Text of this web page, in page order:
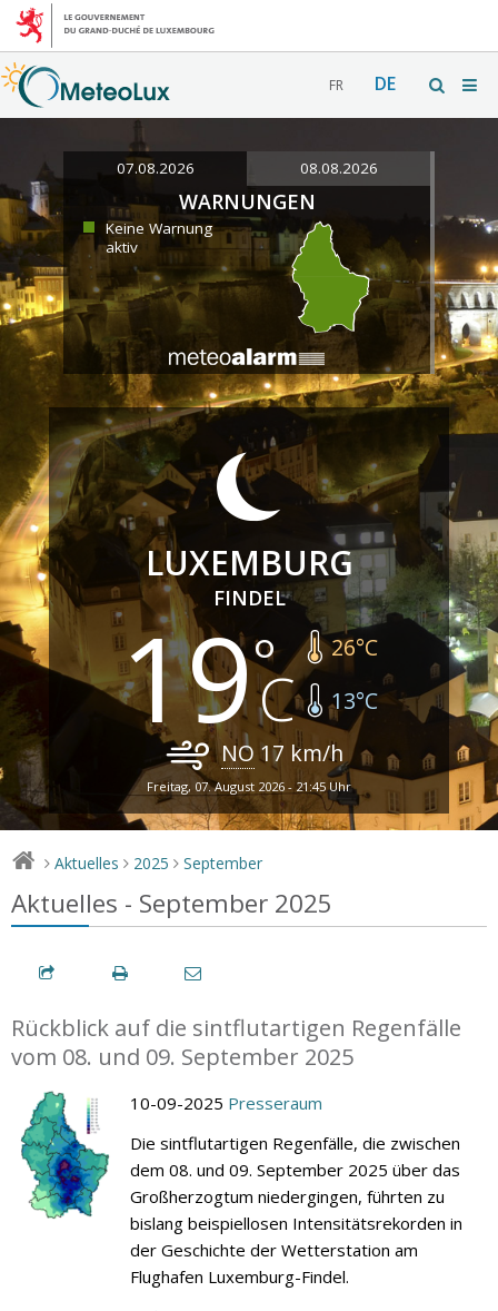
FR DE
07.08.2026 08.08.2026
WARNUNGEN
Keine Warnung
aktiv
LUXEMBURG
FINDEL
19 26°C
13°C
NO 17 km/h
Freitag, 07. August 2026 - 21:45 Uhr
> Aktuelles > 2025 > September
Aktuelles - September 2025
Rückblick auf die sintflutartigen Regenfälle
vom 08. und 09. September 2025
10-09-2025 Presseraum
Die sintflutartigen Regenfälle, die zwischen
dem 08. und 09. September 2025 über das
Großherzogtum niedergingen, führten zu
bislang beispiellosen Intensitätsrekorden in
der Geschichte der Wetterstation am
Flughafen Luxemburg-Findel.